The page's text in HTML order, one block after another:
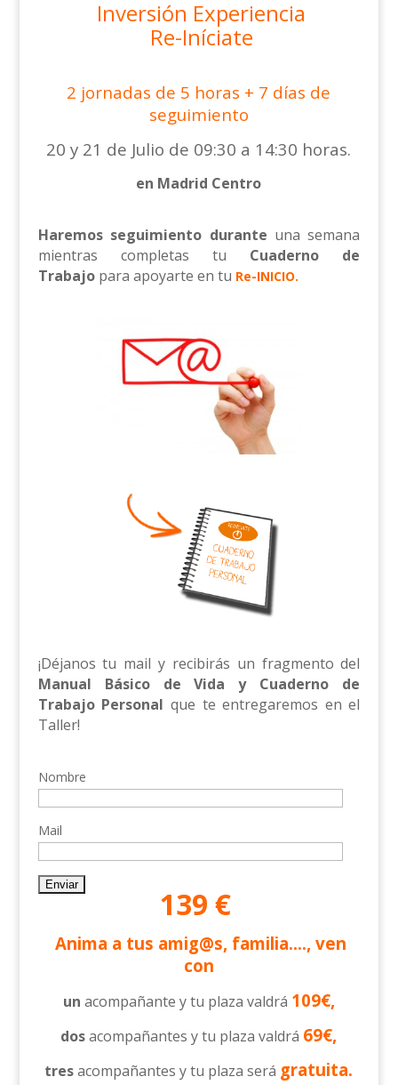
Inversión Experiencia
Re-Iníciate
2 jornadas de 5 horas + 7 días de
seguimiento
20 y 21 de Julio de 09:30 a 14:30 horas.
en Madrid Centro
Haremos seguimiento durante una semana
mientras completas tu Cuaderno de
Trabajopara apoyarte en tu Re-INICIO.
¡Déjanos tu mail y recibirás un fragmento del
Manual Básico de Vida y Cuaderno de
Trabajo Personal que te entregaremos en el
Taller!
Nombre
Mail
139 €
Anima a tus amig@s, familia…., ven
con
un acompañante y tu plaza valdrá 109€,
dosacompañantes y tu plaza valdrá 69€,
tresacompañantes y tu plaza será gratuita.